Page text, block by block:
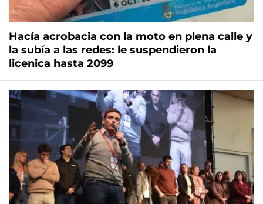
Hacía acrobacia con la moto en plena calle y
la subía a las redes: le suspendieron la
licenica hasta 2099